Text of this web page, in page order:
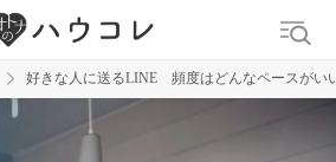
好きな人に送るLINE 頻度はどんなペースがい